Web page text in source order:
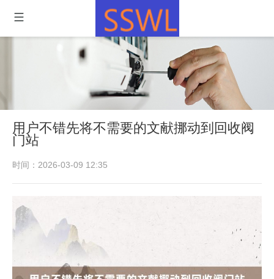
用户不错先将不需要的文献挪动到回收阀
门站
时间：2026-03-09 12:35